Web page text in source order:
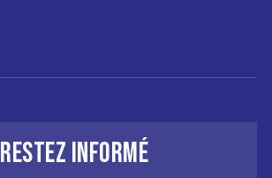
RESTEZ INFORMÉ